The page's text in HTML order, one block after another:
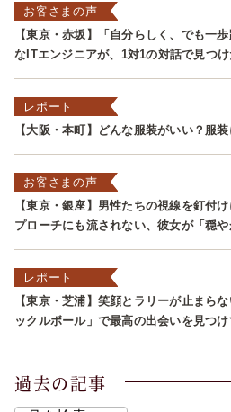
お客さまの声
【東京・赤坂】「自分らしく、でも一
なITエンジニアが、1対1の対話で見つ
レポート
【大阪・本町】どんな服装がいい？服
お客さまの声
【東京・銀座】男性たちの視線を釘付
プローチにも流されない、彼女が「穏
レポート
【東京・芝浦】笑顔とラリーが止まら
ックルボール」で最高の出会いを見つけ
過去の記事